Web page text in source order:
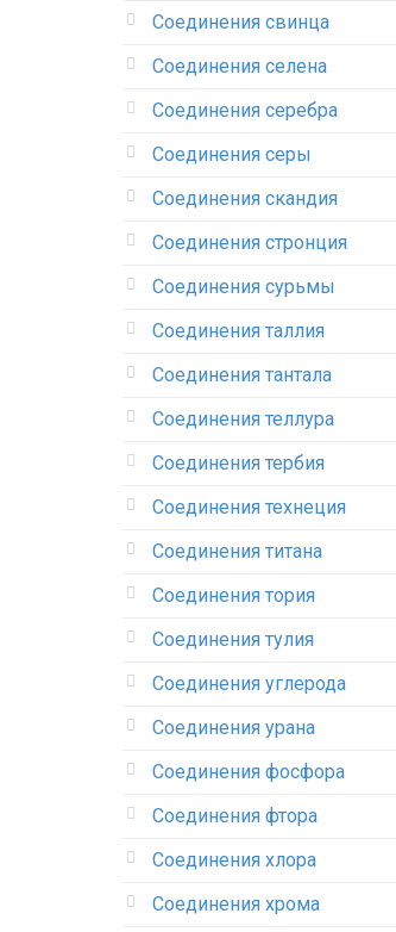
Соединения свинца‎
Соединения селена‎
Соединения серебра‎
Соединения серы‎
Соединения скандия
Соединения стронция‎
Соединения сурьмы
Соединения таллия‎
Соединения тантала‎
Соединения теллура‎
Соединения тербия‎
Соединения технеция‎
Соединения титана
Соединения тория‎
Соединения тулия‎
Соединения углерода‎
Соединения урана‎
Соединения фосфора‎
Соединения фтора‎
Соединения хлора‎
Соединения хрома‎